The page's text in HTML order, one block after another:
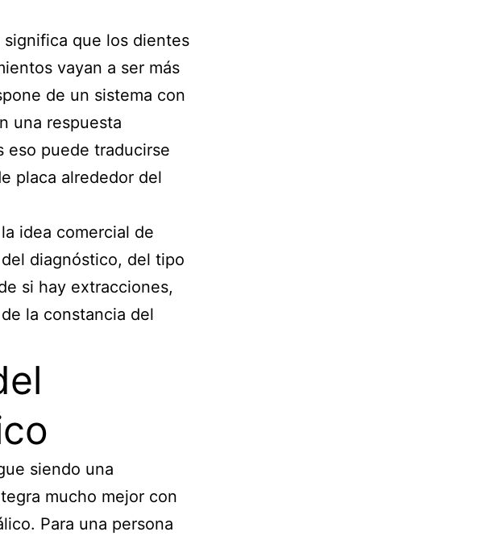
que los dientes
vayan a ser más
de un sistema con
una respuesta
eso puede traducirse
placa alrededor del
idea comercial de
diagnóstico, del tipo
si hay extracciones,
la constancia del
siendo una
mucho mejor con
Para una persona